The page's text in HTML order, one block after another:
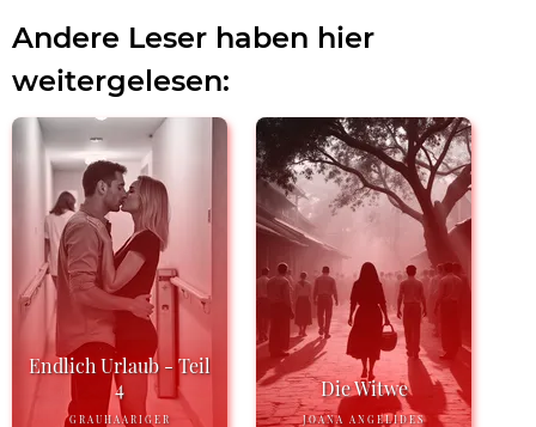
Andere Leser haben hier
weitergelesen:
Endlich Urlaub - Teil
4
GRAUHAARIGER
Die Witwe
JOANA ANGELIDES